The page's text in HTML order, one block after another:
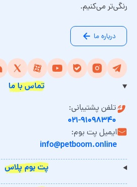
رنگی‌تر می‌کنیم.
درباره ما
تماس با ما
تلفن پشتیبانی:
۰۲۱-۹۱۰۹۸۳۴۰
ایمیل پت بوم:
info@petboom.online
پت بوم پلاس